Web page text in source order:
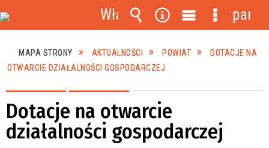
MAPA STRONY AKTUALNOŚCI POWIAT
DOTACJE NA
OTWARCIE DZIAŁALNOŚCI GOSPODARCZEJ
Dotacje na otwarcie
działalności gospodarczej
Włącz
powiadomienia
Wyszukiwarka
Narzędzia
Menu
główne
Menu
panel